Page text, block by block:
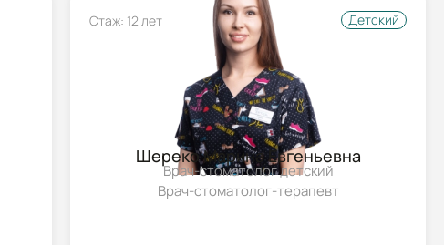
Стаж: 12 лет Детский
Шереко Марина Евгеньевна
Врач-стоматолог детский
Врач-стоматолог-терапевт